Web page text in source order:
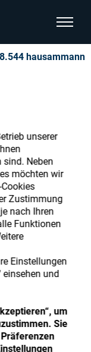
unserer
Neben
möchten wir
Zustimmung
nach Ihren
Funktionen
Einstellungen
einsehen und
um
Sie
hausammann
accounts
ophthalmic
In